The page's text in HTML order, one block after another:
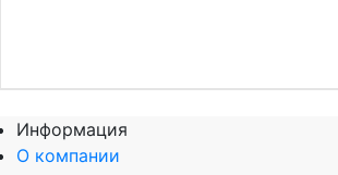
Информация
О компании